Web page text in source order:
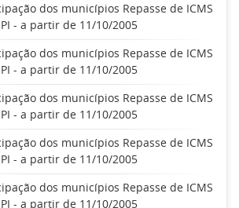
dos municípios Repasse de ICMS
- a partir de 11/10/2005
dos municípios Repasse de ICMS
- a partir de 11/10/2005
dos municípios Repasse de ICMS
- a partir de 11/10/2005
dos municípios Repasse de ICMS
- a partir de 11/10/2005
dos municípios Repasse de ICMS
- a partir de 11/10/2005